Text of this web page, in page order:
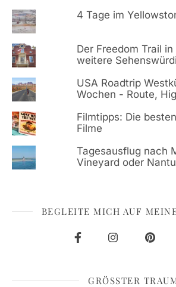
4 Tage im
Der Freedom Trail
weitere
USA Roadtrip
Wochen - Route,
Filmtipps: Die
Filme
Tagesausflug nach
Vineyard oder
BEGLEITE MICH AUF
GRÖSSTER